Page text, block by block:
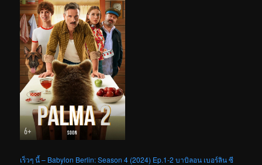
เร็วๆ นี้ – Babylon Berlin: Season 4 (2024) Ep.1-2 บาบิลอน เบอร์ลิน ซี